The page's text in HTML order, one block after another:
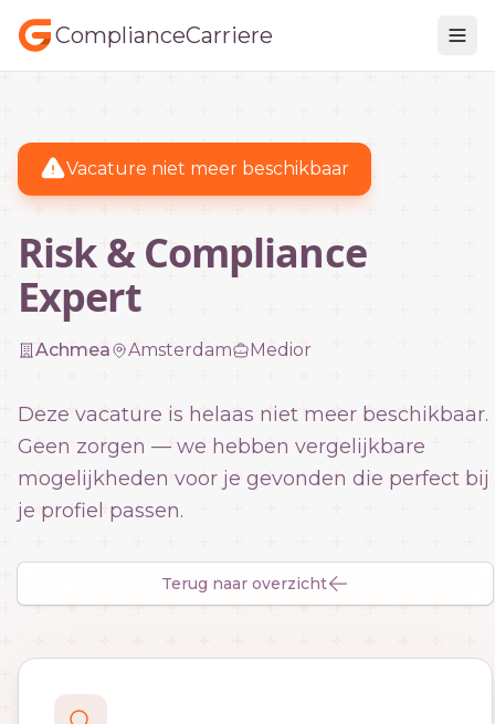
ComplianceCarriere
Vacature niet meer beschikbaar
Risk & Compliance
Expert
Achmea Amsterdam Medior
Deze vacature is helaas niet meer beschikbaar.
Geen zorgen — we hebben vergelijkbare
mogelijkheden voor je gevonden die perfect bij
je profiel passen.
Terug naar overzicht